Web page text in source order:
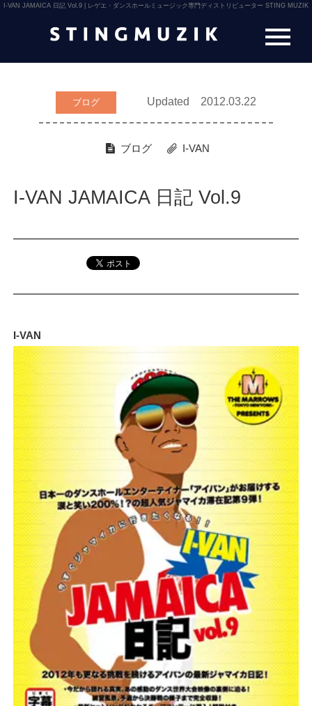
I-VAN JAMAICA 日記 Vol.9 | レゲエ・ダンスホールミュージック専門ディストリビューター STING MUZIK
ブログ Updated 2012.03.22
ブログ I-VAN
I-VAN JAMAICA 日記 Vol.9
I-VAN